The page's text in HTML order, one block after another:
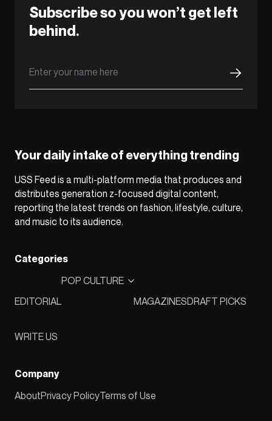
Subscribe so you won’t get left
behind.
Your daily intake of everything trending
USS Feed is a multi-platform media that produces and
distributes generation z-focused digital content,
reporting the latest trends on fashion, lifestyle, culture,
and music to its audience.
Categories
EDITORIAL
POP CULTURE
MAGAZINESDRAFT PICKS
WRITE US
Company
AboutPrivacy PolicyTerms of Use